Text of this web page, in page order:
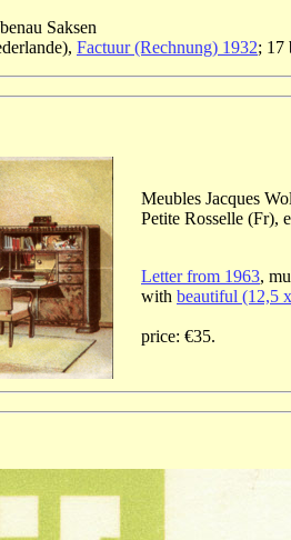
Saksen
Factuur (Rechnung) 1932; 17
Meubles Jacques
Petite Rosselle (Fr),
Letter from 1963,
with beautiful (12,5
price: €35.